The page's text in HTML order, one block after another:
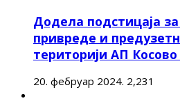
Додела подстицаја
привреде и
територији АП
20. фебруар 2024. 2,231